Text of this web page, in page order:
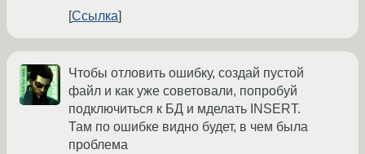
Ссылка
Чтобы отловить ошибку, создай пустой
файл и как уже советовали, попробуй
подключиться к БД и мделать INSERT.
Там по ошибке видно будет, в чем была
проблема